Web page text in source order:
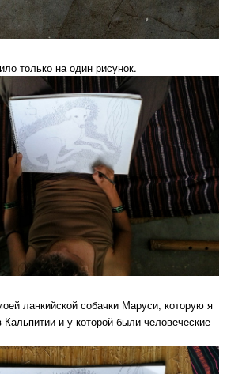
только на один рисунок.
ланкийской собачки Маруси, которую я
и у которой были человеческие